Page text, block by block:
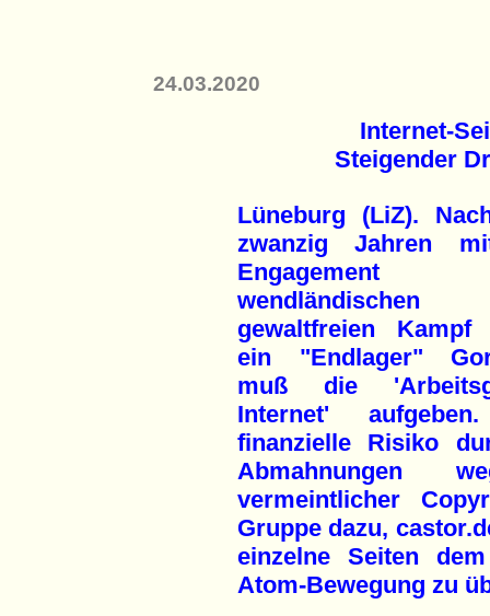
24.03.2020
Internet-
Steigender
Lüneburg (LiZ).
zwanzig Jahren
wendländischen
gewaltfreien Kampf
ein "Endlager"
muß die
Internet'
finanzielle Risiko
Abmahnungen
vermeintlicher
Gruppe dazu,
einzelne Seiten
Atom-Bewegung zu